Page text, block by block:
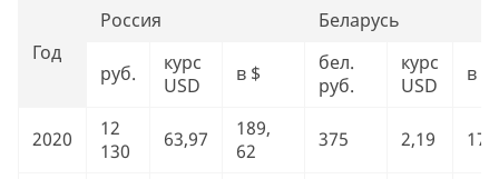
Год
Россия Беларусь
руб.
курс
USD
в $
бел.
руб.
курс
USD
в $
2020
12
130
63,97
189,
62
375 2,19